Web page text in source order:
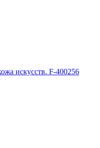
искусств. F-400256